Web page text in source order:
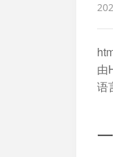
专注于工作场景的即时
地 OKR、敏捷研发等先
由
语